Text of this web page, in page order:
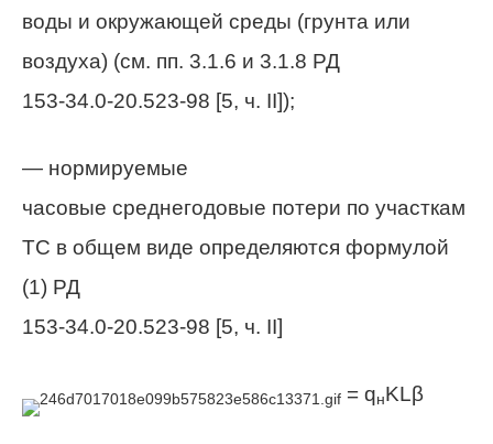
воды и окружающей среды (грунта или
воздуха) (см. пп. 3.1.6 и 3.1.8 РД
153-34.0-20.523-98 [5, ч. II]);
— нормируемые
часовые среднегодовые потери по участкам
ТС в общем виде определяются формулой
(1) РД
153-34.0-20.523-98 [5, ч. II]
= qнKLβ